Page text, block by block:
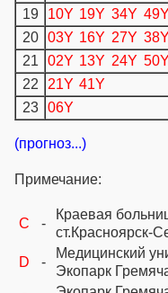
19
10Y 19Y 34Y 49Y
20
03Y 16Y 27Y 38Y
21
02Y 13Y 24Y 50Y
22
21Y 41Y
23
06Y
(прогноз...)
Примечание:
C -
Краевая
ст.Красноярск-
D
-
Медицинский
Экопарк